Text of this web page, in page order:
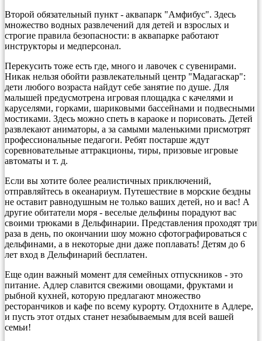
Второй обязательный пункт - аквапарк "Амфибус". Здесь
множество водных развлечений для детей и взрослых и
строгие правила безопасности: в аквапарке работают
инструкторы и медперсонал.
Перекусить тоже есть где, много и лавочек с сувенирами.
Никак нельзя обойти развлекательный центр "Мадагаскар":
дети любого возраста найдут себе занятие по душе. Для
малышей предусмотрена игровая площадка с качелями и
каруселями, горками, шариковыми бассейнами и подвесными
мостиками. Здесь можно спеть в караоке и порисовать. Детей
развлекают аниматоры, а за самыми маленькими присмотрят
профессиональные педагоги. Ребят постарше ждут
соревновательные аттракционы, тиры, призовые игровые
автоматы и т. д.
Если вы хотите более реалистичных приключений,
отправляйтесь в океанариум. Путешествие в морские бездны
не оставит равнодушным не только ваших детей, но и вас! А
другие обитатели моря - веселые дельфины порадуют вас
своими трюками в Дельфинарии. Представления проходят три
раза в день, по окончании шоу можно сфотографироваться с
дельфинами, а в некоторые дни даже поплавать! Детям до 6
лет вход в Дельфинарий бесплатен.
Еще один важный момент для семейных отпускников - это
питание. Адлер славится свежими овощами, фруктами и
рыбной кухней, которую предлагают множество
ресторанчиков и кафе по всему курорту. Отдохните в Адлере,
и пусть этот отдых станет незабываемым для всей вашей
семьи!